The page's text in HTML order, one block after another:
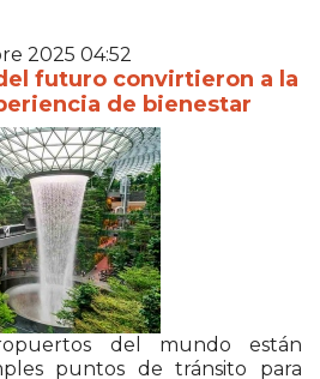
2025 04:52
futuro convirtieron a la
de bienestar
del mundo están
puntos de tránsito para